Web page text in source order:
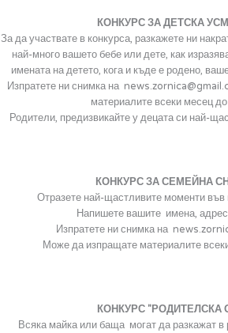
КОНКУРС ЗА ДЕТСКА
За да участвате в конкурса, разкажете ни
най-много вашето бебе или дете, как
имената на детето, кога и къде е родено,
Изпратете ни снимка на
материалите всеки месец
Родители, предизвикайте у децата си най-
КОНКУРС ЗА СЕМЕЙНА
Отразете най-щастливите моменти във
Напишете вашите имена,
Изпратете ни снимка на
Може да изпращате материалите
КОНКУРС "РОДИТЕЛСКА
Всяка майка или баща могат да разкажат в